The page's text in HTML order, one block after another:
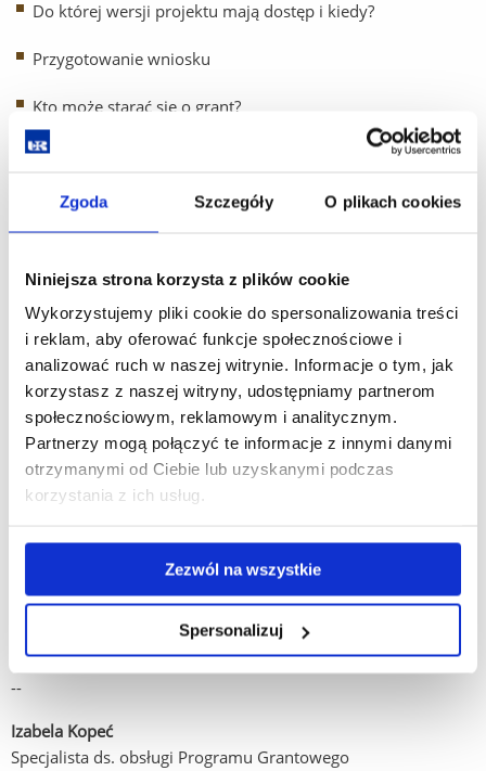
Zgoda Szczegóły O plikach cookies
Niniejsza strona korzysta z plików cookie
Wykorzystujemy pliki cookie do spersonalizowania treści
i reklam, aby oferować funkcje społecznościowe i
analizować ruch w naszej witrynie. Informacje o tym, jak
korzystasz z naszej witryny, udostępniamy partnerom
społecznościowym, reklamowym i analitycznym.
Partnerzy mogą połączyć te informacje z innymi danymi
otrzymanymi od Ciebie lub uzyskanymi podczas
korzystania z ich usług.
Zezwól na wszystkie
Spersonalizuj
Do której wersji projektu mają dostęp i kiedy?
Przygotowanie wniosku
Kto może starać się o grant?
Dokumentacja konkursowa
Konstrukcja wniosku
Kosztorys
Kwestie etyczne i Plan zarządzania danymi
Każdy uczestnik, który wyrazi
chęć,otrzyma zaświadczenieudziału w szkoleniu. Aby
aktywnie uczestniczyć w wydarzeniu należy zapisać się
i połączyć poprzez dedykowaną platformę . Udział
w webinarze jestbezpłatny.
Klauzula_RODO.pdf [219.29 KB]
--
Izabela Kopeć
Specjalista ds. obsługi Programu Grantowego